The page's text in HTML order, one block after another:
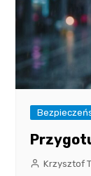
Krzysztof